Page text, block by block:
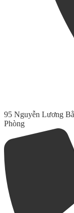
95 Nguyễn Lương
Phòng